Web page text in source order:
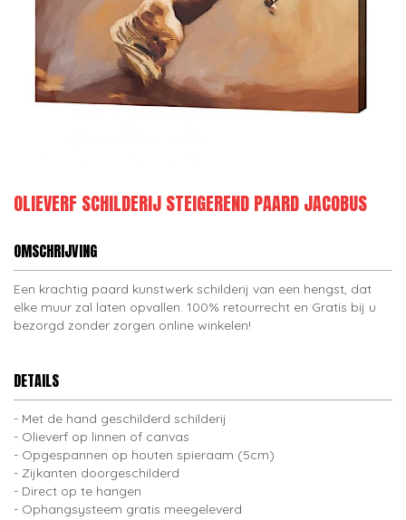
OLIEVERF SCHILDERIJ STEIGEREND PAARD JACOBUS
OMSCHRIJVING
Een krachtig paard kunstwerk schilderij van een hengst, dat
elke muur zal laten opvallen. 100% retourrecht en Gratis bij u
bezorgd zonder zorgen online winkelen!
DETAILS
Met de hand geschilderd schilderij
Olieverf op linnen of canvas
Opgespannen op houten spieraam (5cm)
Zijkanten doorgeschilderd
Direct op te hangen
Ophangsysteem gratis meegeleverd